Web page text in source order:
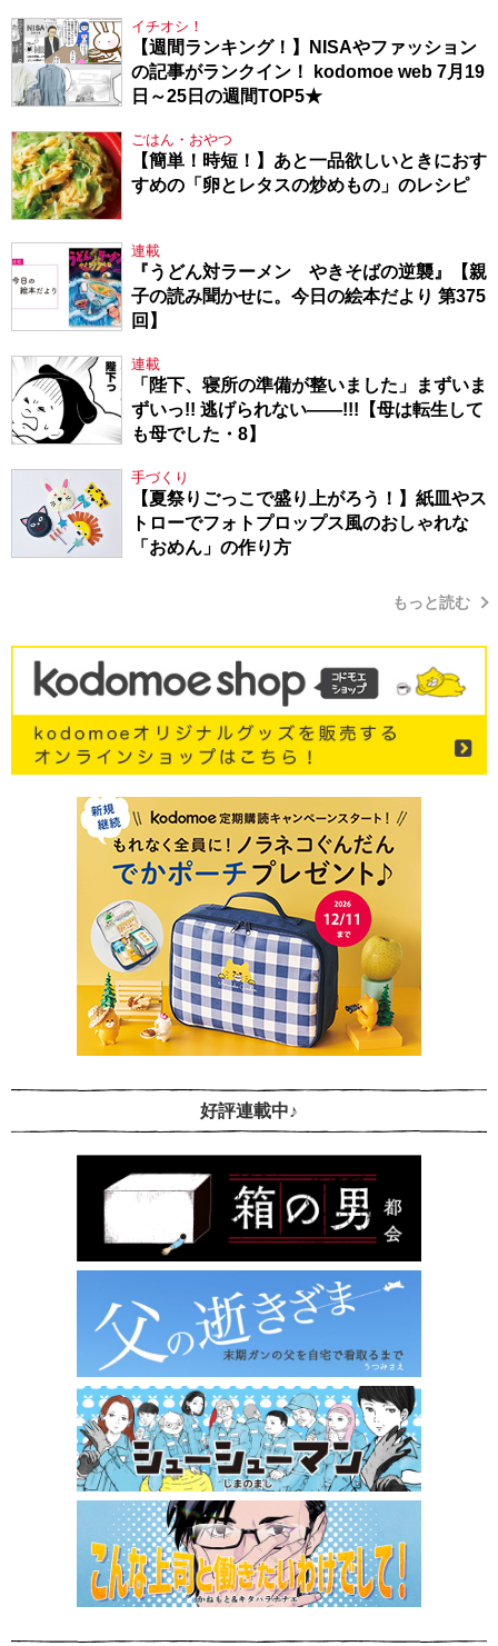
イチオシ！
【週間ランキング！】NISAやファッション
の記事がランクイン！ kodomoe web 7月19
日～25日の週間TOP5★
ごはん・おやつ
【簡単！時短！】あと一品欲しいときにおす
すめの「卵とレタスの炒めもの」のレシピ
連載
『うどん対ラーメン やきそばの逆襲』【親
子の読み聞かせに。今日の絵本だより 第375
回】
連載
「陛下、寝所の準備が整いました」まずいま
ずいっ!! 逃げられない――!!!【母は転生して
も母でした・8】
手づくり
【夏祭りごっこで盛り上がろう！】紙皿やス
トローでフォトプロップス風のおしゃれな
「おめん」の作り方
もっと読む
好評連載中♪